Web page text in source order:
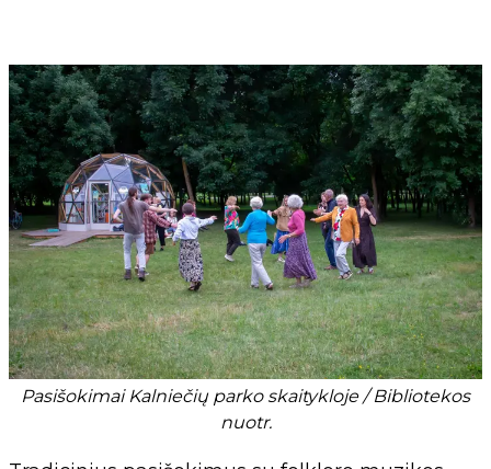
Pasišokimai Kalniečių parko skaitykloje / Bibliotekos
nuotr.